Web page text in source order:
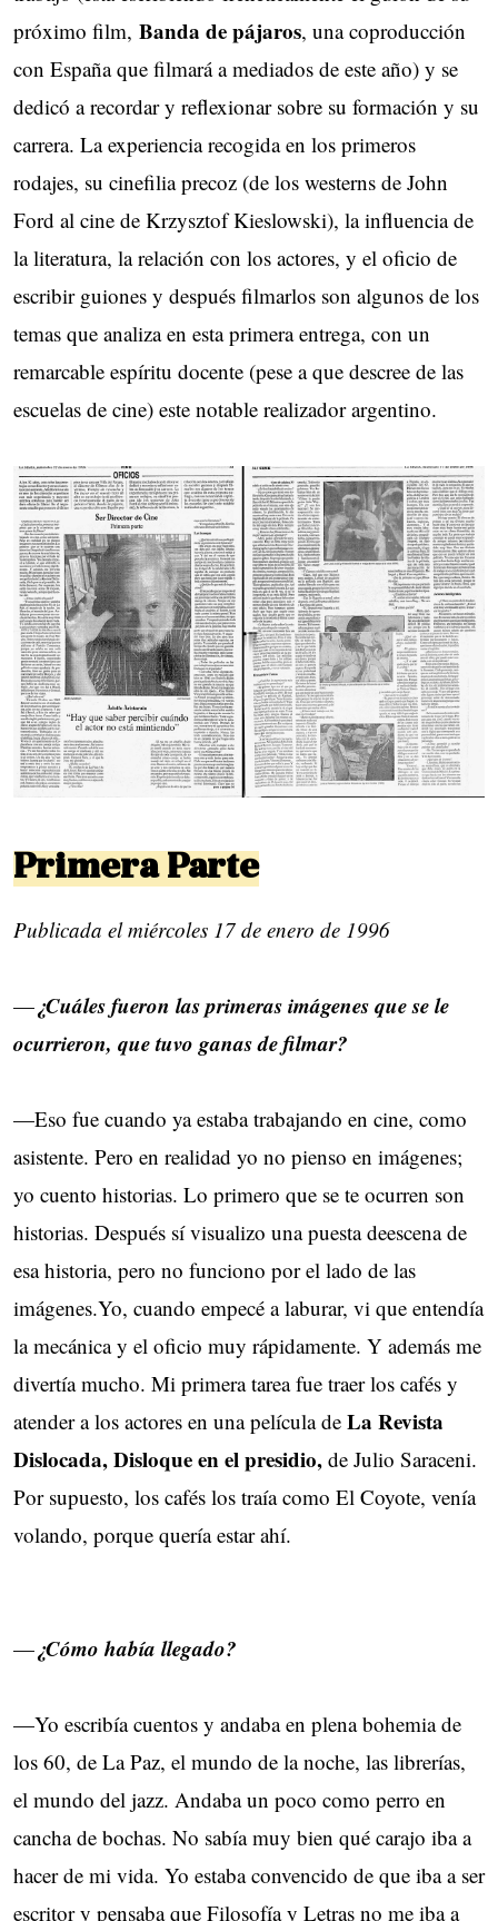
próximo film, Banda de pájaros, una coproducción
con España que filmará a mediados de este año) y se
dedicó a recordar y reflexionar sobre su formación y su
carrera. La experiencia recogida en los primeros
rodajes, su cinefilia precoz (de los westerns de John
Ford al cine de Krzysztof Kieslowski), la influencia de
la literatura, la relación con los actores, y el oficio de
escribir guiones y después filmarlos son algunos de los
temas que analiza en esta primera entrega, con un
remarcable espíritu docente (pese a que descree de las
escuelas de cine) este notable realizador argentino.
Primera Parte
Publicada el miércoles 17 de enero de 1996
—¿Cuáles fueron las primeras imágenes que se le
ocurrieron, que tuvo ganas de filmar?
—Eso fue cuando ya estaba trabajando en cine, como
asistente. Pero en realidad yo no pienso en imágenes;
yo cuento historias. Lo primero que se te ocurren son
historias. Después sí visualizo una puesta deescena de
esa historia, pero no funciono por el lado de las
imágenes.Yo, cuando empecé a laburar, vi que entendía
la mecánica y el oficio muy rápidamente. Y además me
divertía mucho. Mi primera tarea fue traer los cafés y
atender a los actores en una película de La Revista
Dislocada, Disloque en el presidio, de Julio Saraceni.
Por supuesto, los cafés los traía como El Coyote, venía
volando, porque quería estar ahí.
—¿Cómo había llegado?
—Yo escribía cuentos y andaba en plena bohemia de
los 60, de La Paz, el mundo de la noche, las librerías,
el mundo del jazz. Andaba un poco como perro en
cancha de bochas. No sabía muy bien qué carajo iba a
hacer de mi vida. Yo estaba convencido de que iba a ser
escritor y pensaba que Filosofía y Letras no me iba a